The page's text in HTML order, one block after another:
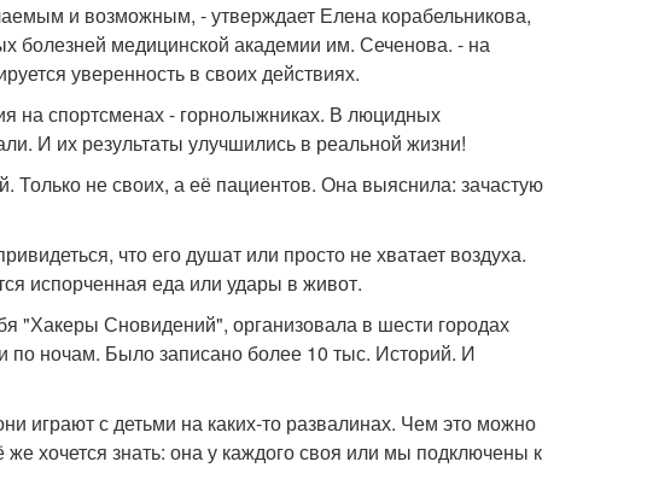
и возможным, - утверждает Елена корабельникова,
болезней медицинской академии им. Сеченова. - на
уверенность в своих действиях.
на спортсменах - горнолыжниках. В люцидных
И их результаты улучшились в реальной жизни!
Только не своих, а её пациентов. Она выяснила: зачастую
что его душат или просто не хватает воздуха.
испорченная еда или удары в живот.
"Хакеры Сновидений", организовала в шести городах
ночам. Было записано более 10 тыс. Историй. И
играют с детьми на каких-то развалинах. Чем это можно
хочется знать: она у каждого своя или мы подключены к